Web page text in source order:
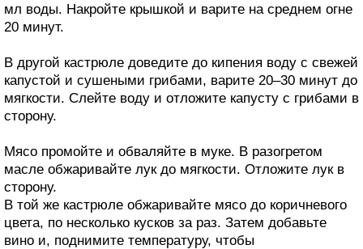
мл воды. Накройте крышкой и варите на среднем огне
20 минут.
В другой кастрюле доведите до кипения воду с свежей
капустой и сушеными грибами, варите 20–30 минут до
мягкости. Слейте воду и отложите капусту с грибами в
сторону.
Мясо промойте и обваляйте в муке. В разогретом
масле обжаривайте лук до мягкости. Отложите лук в
сторону.
В той же кастрюле обжаривайте мясо до коричневого
цвета, по несколько кусков за раз. Затем добавьте
вино и, поднимите температуру, чтобы